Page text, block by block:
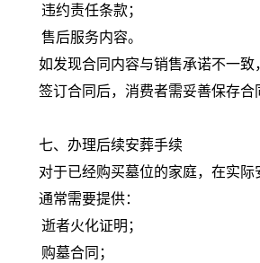
违约责任条款；
售后服务内容。
如发现合同内容与销售承诺不一致
签订合同后，消费者需妥善保存合
七、办理后续安葬手续
对于已经购买墓位的家庭，在实际
通常需要提供：
逝者火化证明；
购墓合同；